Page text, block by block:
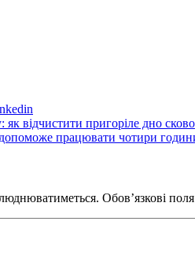
як відчистити пригоріле дно
працювати чотири
Обов’язкові